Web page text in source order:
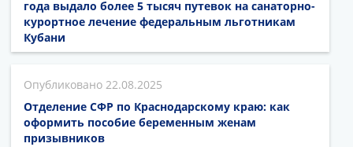
года выдало более 5 тысяч путевок на санаторно-
курортное лечение федеральным льготникам
Кубани
22.08.2025
Отделение СФР по Краснодарскому краю: как
оформить пособие беременным женам
призывников